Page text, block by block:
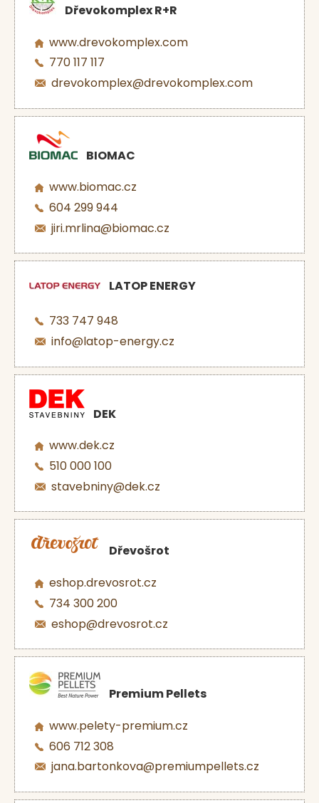
Dřevokomplex R+R
www.drevokomplex.com
770 117 117
drevokomplex@drevokomplex.com
BIOMAC
www.biomac.cz
604 299 944
jiri.mrlina@biomac.cz
LATOP ENERGY
733 747 948
info@latop-energy.cz
DEK
www.dek.cz
510 000 100
stavebniny@dek.cz
Dřevošrot
eshop.drevosrot.cz
734 300 200
eshop@drevosrot.cz
Premium Pellets
www.pelety-premium.cz
606 712 308
jana.bartonkova@premiumpellets.cz